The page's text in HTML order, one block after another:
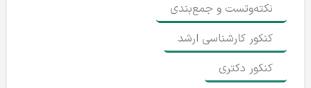
نکته‌و‎تست و جمع‌بندی
کنکور کارشناسی ارشد
کنکور دکتری